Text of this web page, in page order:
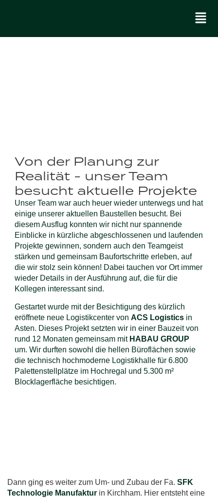
Von der Planung zur
Realität - unser Team
besucht aktuelle Projekte
Unser Team war auch heuer wieder unterwegs und hat
einige unserer aktuellen Baustellen besucht. Bei
diesem Ausflug konnten wir nicht nur spannende
Einblicke in kürzliche abgeschlossenen und laufenden
Projekte gewinnen, sondern auch den Teamgeist
stärken und gemeinsam Baufortschritte erleben, auf
die wir stolz sein können! Dabei tauchen vor Ort immer
wieder Details in der Ausführung auf, die für die
Kollegen interessant sind.
Gestartet wurde mit der Besichtigung des kürzlich
eröffnete neue Logistikcenter von ACS Logistics in
Asten. Dieses Projekt setzten wir in einer Bauzeit von
rund 12 Monaten gemeinsam mit HABAU GROUP
um. Wir durften sowohl die hellen Büroflächen sowie
die technisch hochmoderne Logistikhalle für 6.800
Palettenstellplätze im Hochregal und 5.300 m²
Blocklagerfläche besichtigen.
Dann ging es weiter zum Um- und Zubau der Fa. SFK
Technologie Manufaktur in Kirchham. Hier entsteht eine